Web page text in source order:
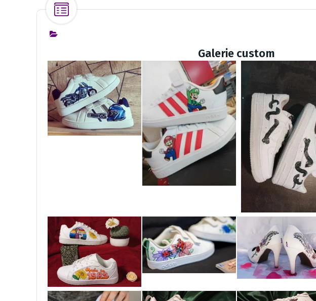
Galerie custom